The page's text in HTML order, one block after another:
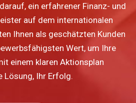
ein erfahrener Finanz- und
auf dem internationalen
Ihnen als geschätzten Kunden
Wert, um Ihre
einem klaren Aktionsplan
Lösung, Ihr Erfolg.